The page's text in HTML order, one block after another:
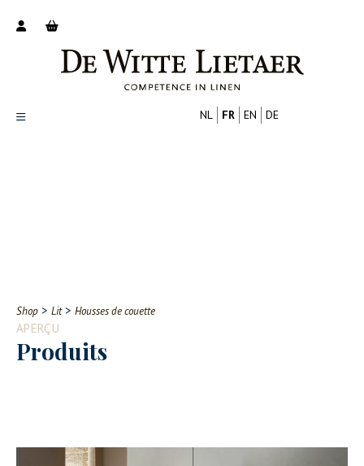
Contact
NL FR EN DE
Shop > Lit> Housses de couette
APERÇU
Produits